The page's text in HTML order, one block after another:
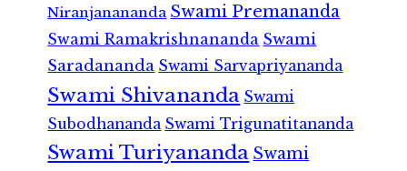
Niranjanananda Swami Premananda
Swami Ramakrishnananda Swami
Saradananda Swami Sarvapriyananda
Swami Shivananda Swami
Subodhananda Swami Trigunatitananda
Swami Turiyananda Swami